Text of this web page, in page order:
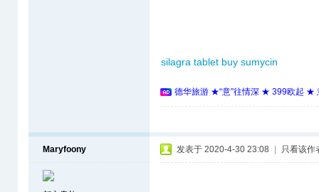
silagra tablet buy sumycin
德华旅游 ★“意”往情深 ★ 399欧起 ★
Maryfoony 发表于 2020-4-30 23:08 只看该作